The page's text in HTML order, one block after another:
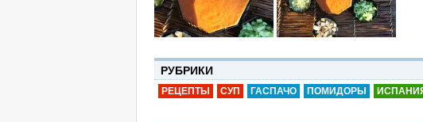
РУБРИКИ
РЕЦЕПТЫ СУП ГАСПАЧО ПОМИДОРЫ